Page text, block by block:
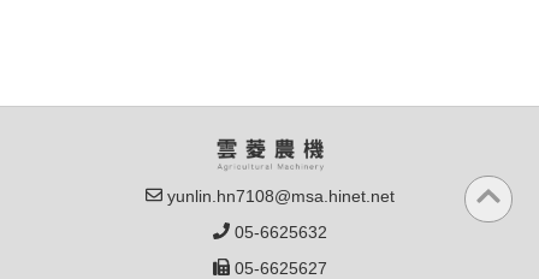
yunlin.hn7108@msa.hinet.net
05-6625632
05-6625627